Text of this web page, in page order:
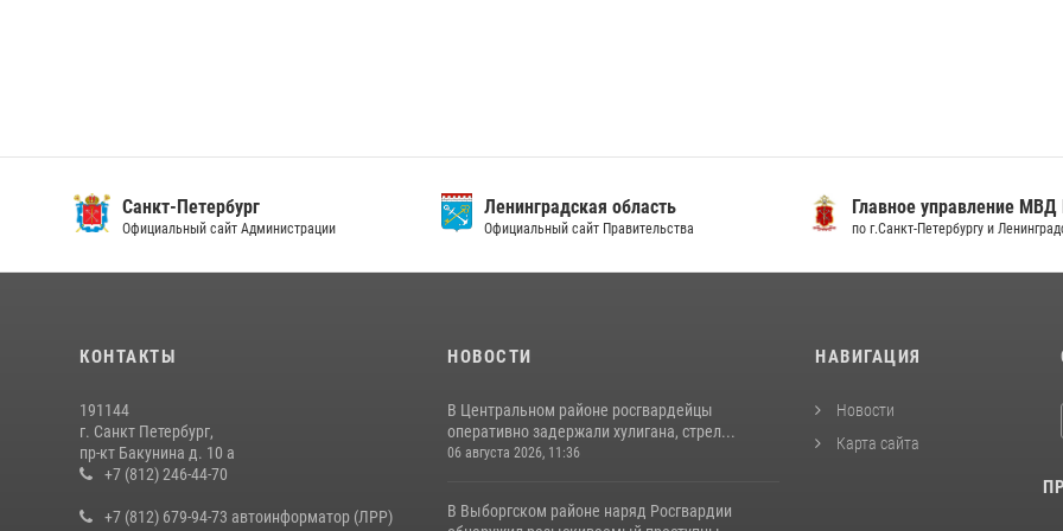
Санкт-Петербург
Официальный сайт Администрации
Ленинградская область
Официальный сайт Правительства
Главное управление МВД
по г.Санкт-Петербургу и
КОНТАКТЫ
191144
г. Санкт Петербург,
пр-кт Бакунина д. 10 а
+7 (812) 246-44-70
+7 (812) 679-94-73 автоинформатор (ЛРР)
НОВОСТИ
В Центральном районе росгвардейцы
оперативно задержали хулигана, стрел...
06 августа 2026, 11:36
В Выборгском районе наряд Росгвардии
НАВИГАЦИЯ
Новости
Карта сайта